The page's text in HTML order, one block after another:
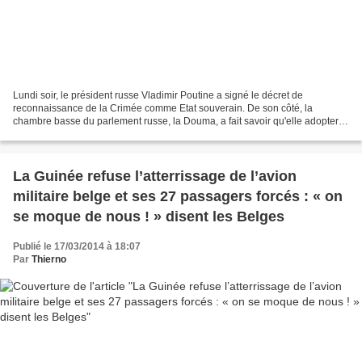
Lundi soir, le président russe Vladimir Poutine a signé le décret de
reconnaissance de la Crimée comme Etat souverain. De son côté, la
chambre basse du parlement russe, la Douma, a fait savoir qu'elle adopterait
La Guinée refuse l’atterrissage de l’avion
militaire belge et ses 27 passagers forcés : « on
se moque de nous ! » disent les Belges
Publié le 17/03/2014 à 18:07
Par Thierno